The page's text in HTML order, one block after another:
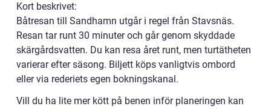
Kort beskrivet:
Båtresan till Sandhamn utgår i regel från Stavsnäs.
Resan tar runt 30 minuter och går genom skyddade
skärgårdsvatten. Du kan resa året runt, men turtätheten
varierar efter säsong. Biljett köps vanligtvis ombord
eller via rederiets egen bokningskanal.
Vill du ha lite mer kött på benen inför planeringen kan